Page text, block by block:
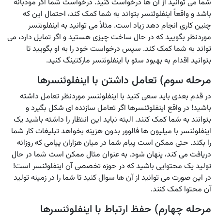
شما می توانید از آن ها درخواست کنید. درخواست شما اگر مودبانه
باشد و واقعاً اینفلوئنسر بتواند به شما کمک کند، احتمال این که
چنین کاری انجام دهد زیاد است. مثلاً می توانید به اینفلوئنسر
موردنظر بگویید که در حال ساخت چیزی هستید و اگر تمایل دارد، می
تواند به شما کمک کند. سپس درخواست خود را به او بگویید تا
بتوانید اقدام به بهبود سئو با اینفلوئنسر مارکتینگ کنید.
مرحله سوم) تعامل داشتن با اینفلوئنسرها
در قدم بعدی باید سعی کنید با اینفلوئنسر موردنظر تعامل داشته
باشید! در واقع اینفلوئنسرها اگر تعامل سازنده ای شکل بگیرد و
بتوانند به شما کمک کنند. البته نباید این انتظار را داشته باشید یک
اینفلوئنسر با میلیون ها فالوور بدون هزینه بخواهد تبلیغات کار شما
را بکند. حتی ممکن است پیام شما در میان هزاران پیامی که روزانه
دریافت می کند، پنهان شود. به عنوان مثال ممکن است شما در حال
تولید یک محتوایی باشید که در حوزه تخصصی آن اینفلوئنسر است!
در این صورت می توانید از آن ها سوال کنید تا شما را در زمینه تولید
آن محتوا کمک کنند.
مرحله چهارم) حفظ ارتباط با اینفلوئنسرها